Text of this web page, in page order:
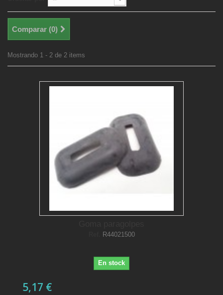
Comparar (0)
Mostrando 1 - 2 de 2 items
R44021500
En stock
5,17 €